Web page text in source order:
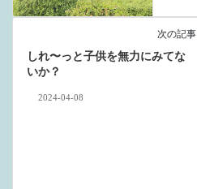
次の記事
しれ〜っと子供を無力にみてな
いか？
2024-04-08